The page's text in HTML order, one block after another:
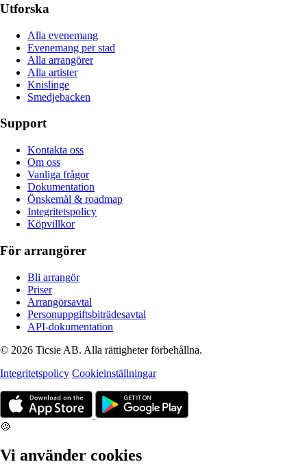
Utforska
Alla evenemang
Evenemang per stad
Alla arrangörer
Alla artister
Knislinge
Smedjebacken
Support
Kontakta oss
Om oss
Vanliga frågor
Dokumentation
Önskemål & roadmap
Integritetspolicy
Köpvillkor
För arrangörer
Bli arrangör
Priser
Arrangörsavtal
Personuppgiftsbiträdesavtal
API-dokumentation
© 2026 Ticsie AB. Alla rättigheter förbehållna.
Integritetspolicy Cookieinställningar
🍪
Vi använder cookies